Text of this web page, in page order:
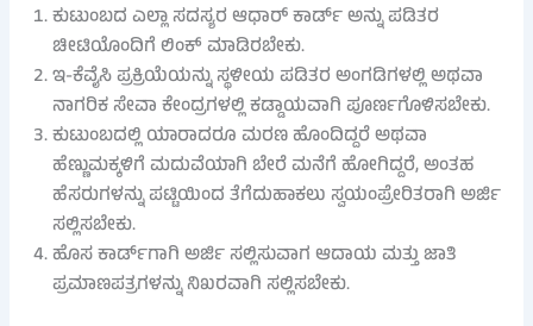
ಕುಟುಂಬದ ಎಲ್ಲಾ ಸದಸ್ಯರ ಆಧಾರ್ ಕಾರ್ಡ್ ಅನ್ನು ಪಡಿತರ
ಚೀಟಿಯೊಂದಿಗೆ ಲಿಂಕ್ ಮಾಡಿರಬೇಕು.
ಇ-ಕೆವೈಸಿ ಪ್ರಕ್ರಿಯೆಯನ್ನು ಸ್ಥಳೀಯ ಪಡಿತರ ಅಂಗಡಿಗಳಲ್ಲಿ ಅಥವಾ
ನಾಗರಿಕ ಸೇವಾ ಕೇಂದ್ರಗಳಲ್ಲಿ ಕಡ್ಡಾಯವಾಗಿ ಪೂರ್ಣಗೊಳಿಸಬೇಕು.
ಕುಟುಂಬದಲ್ಲಿ ಯಾರಾದರೂ ಮರಣ ಹೊಂದಿದ್ದರೆ ಅಥವಾ
ಹೆಣ್ಣುಮಕ್ಕಳಿಗೆ ಮದುವೆಯಾಗಿ ಬೇರೆ ಮನೆಗೆ ಹೋಗಿದ್ದರೆ, ಅಂತಹ
ಹೆಸರುಗಳನ್ನು ಪಟ್ಟಿಯಿಂದ ತೆಗೆದುಹಾಕಲು ಸ್ವಯಂಪ್ರೇರಿತರಾಗಿ ಅರ್ಜಿ
ಸಲ್ಲಿಸಬೇಕು.
ಹೊಸ ಕಾರ್ಡ್‌ಗಾಗಿ ಅರ್ಜಿ ಸಲ್ಲಿಸುವಾಗ ಆದಾಯ ಮತ್ತು ಜಾತಿ
ಪ್ರಮಾಣಪತ್ರಗಳನ್ನು ನಿಖರವಾಗಿ ಸಲ್ಲಿಸಬೇಕು.